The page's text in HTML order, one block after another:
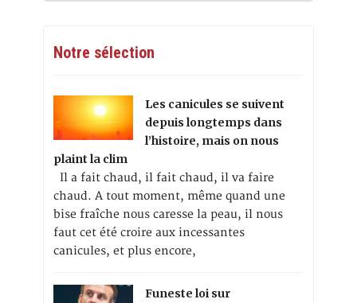
Notre sélection
Les canicules se suivent
depuis longtemps dans
l’histoire, mais on nous
plaint la clim
Il a fait chaud, il fait chaud, il va faire
chaud. A tout moment, même quand une
bise fraîche nous caresse la peau, il nous
faut cet été croire aux incessantes
canicules, et plus encore,
Funeste loi sur